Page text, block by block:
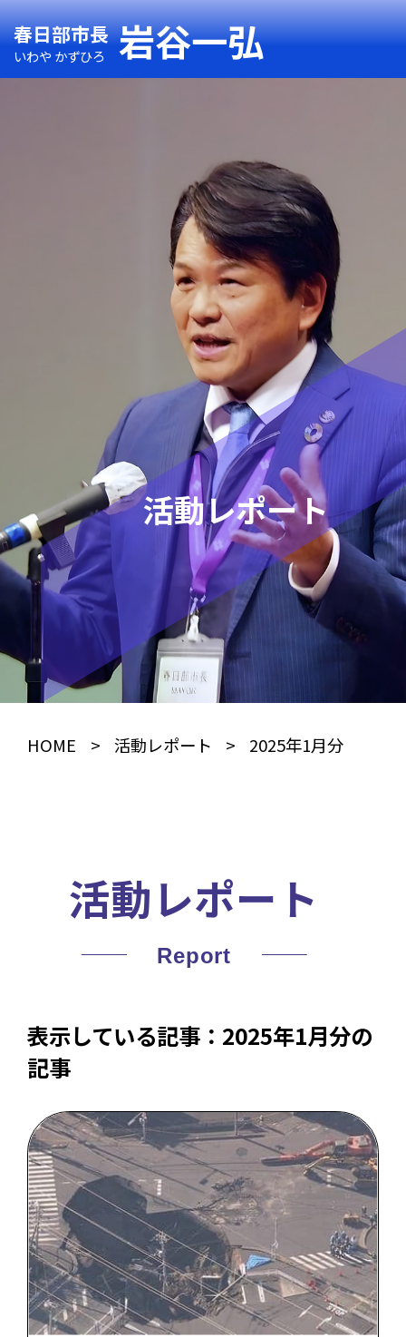
春日部市長
いわや かずひろ 岩谷一弘
活動レポート
HOME > 活動レポート > 2025年1月分
活動レポート
表示している記事：2025年1月分の
記事